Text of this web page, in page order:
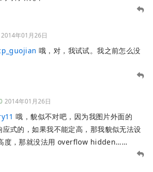
2014年01月26日
哦，对，我试试。我之前怎么没
2014年01月26日
哦，貌似不对吧，因为我图片外面的
式的，如果我不能定高，那我貌似无法设
度，那就没法用 overflow hidden……